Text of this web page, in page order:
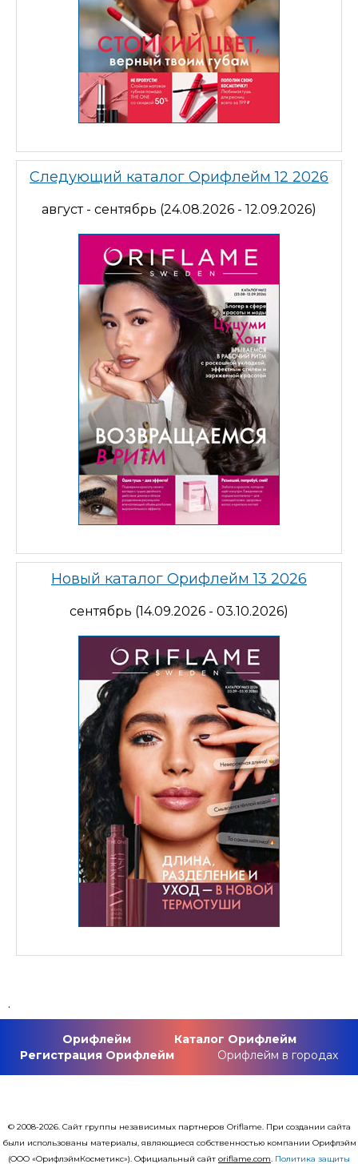
Следующий каталог Орифлейм 12 2026
август - сентябрь (24.08.2026 - 12.09.2026)
Новый каталог Орифлейм 13 2026
сентябрь (14.09.2026 - 03.10.2026)
.
Орифлейм
Каталог Орифлейм
Регистрация Орифлейм
Орифлейм в городах
© 2008-2026. Сайт группы независимых партнеров Oriflame. При создании сайта
были использованы материалы, являющиеся собственностью компании Орифлэйм
(ООО «ОрифлэймКосметикс»). Официальный сайт оriflаme.com. Политика защиты